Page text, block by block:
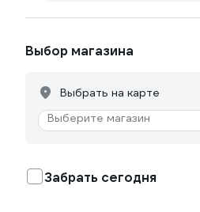
Выбор магазина
Выбрать на карте
Выберите магазин
Забрать сегодня